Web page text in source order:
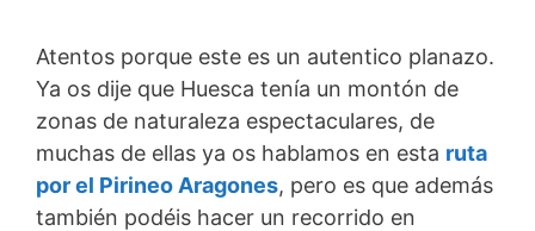
Atentos porque este es un autentico planazo.
Ya os dije que Huesca tenía un montón de
zonas de naturaleza espectaculares, de
muchas de ellas ya os hablamos en esta ruta
por el Pirineo Aragones, pero es que además
también podéis hacer un recorrido en